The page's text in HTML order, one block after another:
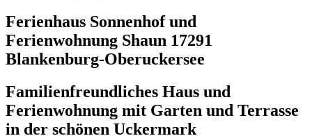
Ferienhaus Sonnenhof und
Ferienwohnung Shaun 17291
Blankenburg-Oberuckersee
Familienfreundliches Haus und
Ferienwohnung mit Garten und Terrasse
in der schönen Uckermark